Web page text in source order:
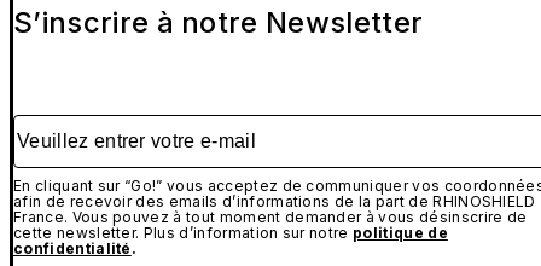
S’inscrire à notre Newsletter
Veuillez entrer votre e-mail
En cliquant sur “Go!” vous acceptez de communiquer vos
afin de recevoir des emails d’informations de la part de RHINOSHIELD
France. Vous pouvez à tout moment demander à vous désinscrire de
cette newsletter. Plus d’information sur notre politique de
confidentialité .